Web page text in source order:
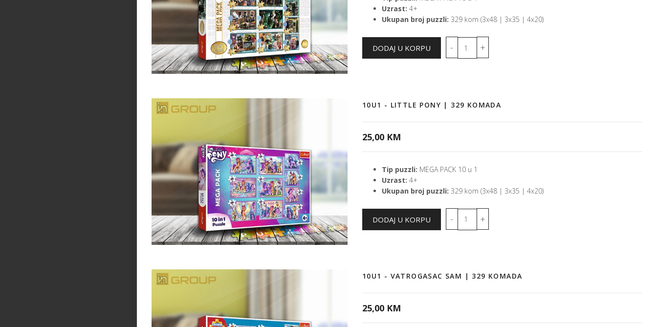
Uzrast: 4+
Ukupan broj puzzli: 329 kom (3x48 | 3x35 | 4x20)
10U1 - LITTLE PONY | 329 KOMADA
25,00 KM
Tip puzzli: MEGA PACK 10 u 1
Uzrast: 4+
Ukupan broj puzzli: 329 kom (3x48 | 3x35 | 4x20)
10U1 - VATROGASAC SAM | 329 KOMADA
25,00 KM